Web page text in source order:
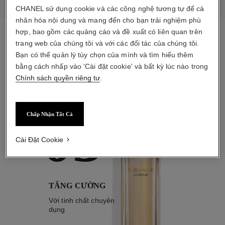
chu trình tiêu chuẩn
03
TĂNG CƯỜNG
Với tinh chất chuyên
dụng
CHANEL sử dụng cookie và các công nghệ tương tự để cá
nhân hóa nội dung và mang đến cho bạn trải nghiệm phù
hợp, bao gồm các quảng cáo và đề xuất có liên quan trên
trang web của chúng tôi và với các đối tác của chúng tôi.
Bạn có thể quản lý tùy chọn của mình và tìm hiểu thêm
bằng cách nhấp vào 'Cài đặt cookie' và bất kỳ lúc nào trong
Chính sách quyền riêng tư
Chấp Nhận Tất Cả
Cài Đặt Cookie